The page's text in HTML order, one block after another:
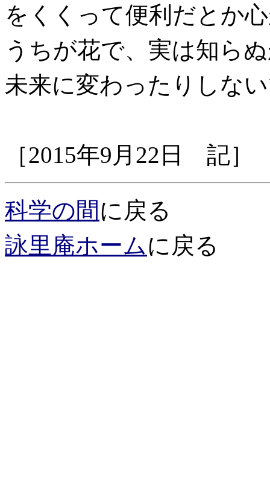
をくくって便利だとか
うちが花で、実は知ら
未来に変わったりしな
［2015年9月22日 記］
科学の間に戻る
詠里庵ホームに戻る